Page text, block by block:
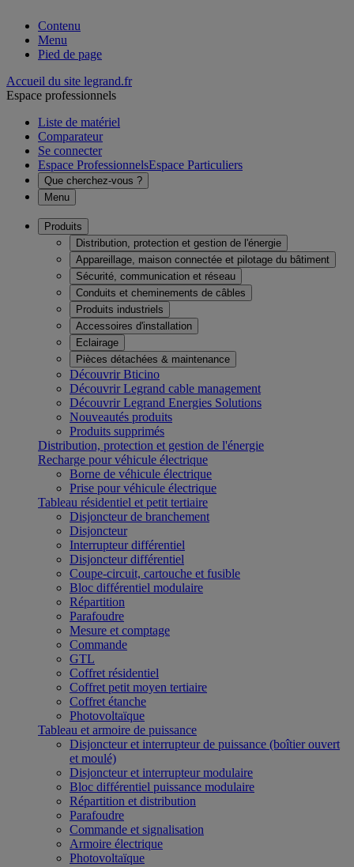
Contenu
Menu
Pied de page
Accueil du site legrand.fr
Espace professionnels
Liste de matériel
Comparateur
Se connecter
Espace ProfessionnelsEspace Particuliers
Que cherchez-vous ?
Menu
Produits
Distribution, protection et gestion de l'énergie
Appareillage, maison connectée et pilotage du bâtiment
Sécurité, communication et réseau
Conduits et cheminements de câbles
Produits industriels
Accessoires d'installation
Eclairage
Pièces détachées & maintenance
Découvrir Bticino
Découvrir Legrand cable management
Découvrir Legrand Energies Solutions
Nouveautés produits
Produits supprimés
Distribution, protection et gestion de l'énergie
Recharge pour véhicule électrique
Borne de véhicule électrique
Prise pour véhicule électrique
Tableau résidentiel et petit tertiaire
Disjoncteur de branchement
Disjoncteur
Interrupteur différentiel
Disjoncteur différentiel
Coupe-circuit, cartouche et fusible
Bloc différentiel modulaire
Répartition
Parafoudre
Mesure et comptage
Commande
GTL
Coffret résidentiel
Coffret petit moyen tertiaire
Coffret étanche
Photovoltaïque
Tableau et armoire de puissance
Disjoncteur et interrupteur de puissance (boîtier ouvert
et moulé)
Disjoncteur et interrupteur modulaire
Bloc différentiel puissance modulaire
Répartition et distribution
Parafoudre
Commande et signalisation
Armoire électrique
Photovoltaïque